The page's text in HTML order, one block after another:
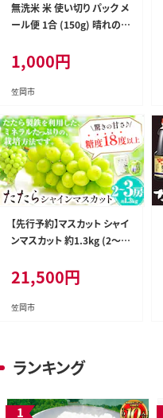
無洗米 米 使い切り パック メ
ール便 1合 (150g) 晴れの国
出荷予定(土日祝除く)》岡山
県 笠岡市 送料無料 岡山県
産 米 ふるさと納税 わけあり
こめ 岡山 むせんまい kome-
--kasaoka_zsy_341_150--
-
1,000円
笠岡市
【先行予約】マスカット シャイ
ンマスカット 約1.3kg (2～3
マスカット ギフト 糖度18度
以上 フルーツ 種無し ぶどう
葡 Y&G．ディストリビュータ
定》---2-21a_2026---
21,500円
笠岡市
ランキング